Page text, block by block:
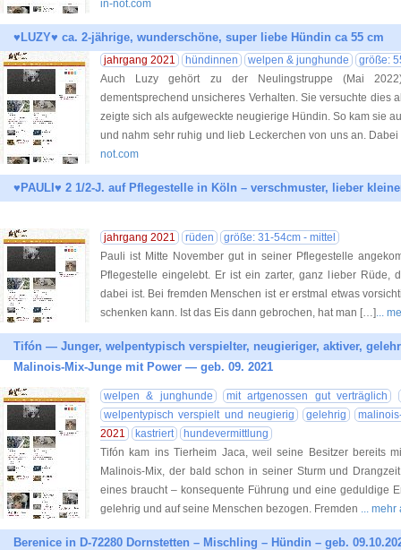
in-not.com
♥LUZY♥ ca. 2-jährige, wunderschöne, super liebe Hündin ca 55 cm
jahrgang 2021 hündinnen welpen & junghunde
größe:
Auch Luzy gehört zu der Neulingstruppe (Mai
dementsprechend unsicheres Verhalten. Sie versuchte dies
zeigte sich als aufgeweckte neugierige Hündin. So kam sie
und nahm sehr ruhig und lieb Leckerchen von uns an.
not.com
♥PAULI♥ 2 1/2-J. auf Pflegestelle in Köln – verschmuster, lieber
jahrgang 2021 rüden
größe: 31-54cm - mittel
Pauli ist Mitte November gut in seiner Pflegestelle
Pflegestelle eingelebt. Er ist ein zarter, ganz lieber Rüde,
dabei ist. Bei fremden Menschen ist er erstmal etwas
schenken kann. Ist das Eis dann gebrochen, hat man […]...
Tifón — Junger, welpentypisch verspielter, neugieriger, aktiver,
Malinois-Mix-Junge mit Power — geb. 09. 2021
welpen & junghunde
mit artgenossen gut verträglich
welpentypisch verspielt und neugierig
gelehrig
2021
kastriert
hundevermittlung
Tifón kam ins Tierheim Jaca, weil seine Besitzer bereits
Malinois-Mix, der bald schon in seiner Sturm und
eines braucht – konsequente Führung und eine geduldige
gelehrig und auf seine Menschen bezogen. Fremden ... mehr
Berenice in D-72280 Dornstetten – Mischling – Hündin – geb.